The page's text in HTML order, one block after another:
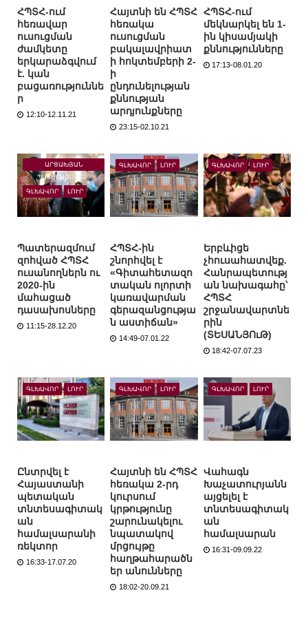
ՀՊՏՀ-ում
հեռավար
ուսուցման
ժամկետը
երկարաձգվում
է. կան
բացառություննե
ր
12:10-12.11.21
Հայտնի են ՀՊՏՀ
հեռակա
ուսուցման
բակալավրիատ
ի հոկտեմբերի 2-
ի
ընդունելության
քննության
արդյունքները
23:15-02.10.21
ՀՊՏՀ-ում
մեկնարկել են 1-
ին կիսամյակի
քննությունները
17:13-08.01.20
ԱՐՑԱԽՅԱՆ
ՊԱՏԵՐԱԶՄ-2020
ԳԼԽԱՎՈՐ ԼՈՒՐ
Պատերազմում
զոհված ՀՊՏՀ
ուսանողներն ու
2020-ին
մահացած
դասախոսները
11:15-28.12.20
ԳԼԽԱՎՈՐ ԼՈՒՐ
ՀՊՏՀ-ին
շնորհվել է
«Գիտահետազո
տական ոլորտի
կառավարման
գերազանցությա
ն աստիճան»
14:49-07.01.22
ԳԼԽԱՎՈՐ ԼՈՒՐ
Երբևիցե
չհուսահատվեք.
Հանրապետությ
ան նախագահը՝
ՀՊՏՀ
շրջանավարտնե
րին
(ՏԵՍԱՆՅՈւԹ)
18:42-07.07.23
ԳԼԽԱՎՈՐ ԼՈՒՐ
Ընտրվել է
Հայաստանի
պետական
տնտեսագիտակ
ան
համալսարանի
ռեկտոր
16:33-17.07.20
ԳԼԽԱՎՈՐ ԼՈՒՐ
Հայտնի են ՀՊՏՀ
հեռակա 2-րդ
կուրսում
կրթությունը
շարունակելու
նպատակով
մրցույթը
հաղթահարածն
եր անունները
18:02-20.09.21
ԳԼԽԱՎՈՐ ԼՈՒՐ
Վահագն
Խաչատուրյանն
այցելել է
տնտեսագիտակ
ան
համալսարան
16:31-09.09.22